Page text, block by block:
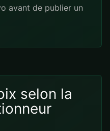
avant de publier un
selon la